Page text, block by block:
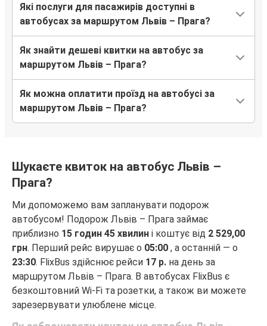
Які послуги для пасажирів доступні в
автобусах за маршрутом Львів – Прага?
Як знайти дешеві квитки на автобус за
маршрутом Львів – Прага?
Як можна оплатити проїзд на автобусі за
маршрутом Львів – Прага?
Шукаєте квиток на автобус Львів –
Прага?
Ми допоможемо вам запланувати подорож
автобусом! Подорож Львів – Прага займає
приблизно 15 годин 45 хвилин і коштує від 2 529,00
грн. Перший рейс вирушає о 05:00 , а останній — о
23:30. FlixBus здійснює рейси 17 р. на день за
маршрутом Львів – Прага. В автобусах FlixBus є
безкоштовний Wi-Fi та розетки, а також ви можете
зарезервувати улюблене місце.